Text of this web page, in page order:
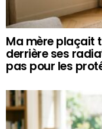
Ma mère plaçait
derrière ses
pas pour les